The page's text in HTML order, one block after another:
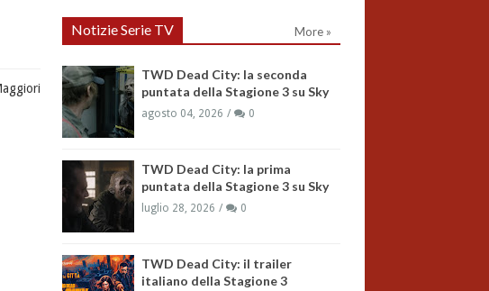
Notizie Serie TV More »
TWD Dead City: la seconda
puntata della Stagione 3 su Sky
agosto 04, 2026 0
TWD Dead City: la prima
puntata della Stagione 3 su Sky
luglio 28, 2026 0
TWD Dead City: il trailer
italiano della Stagione 3